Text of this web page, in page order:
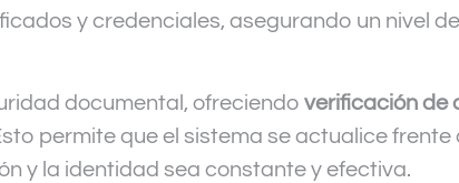
y credenciales, asegurando un nivel
documental, ofreciendo verificación de
permite que el sistema se actualice frente
y la identidad sea constante y efectiva.